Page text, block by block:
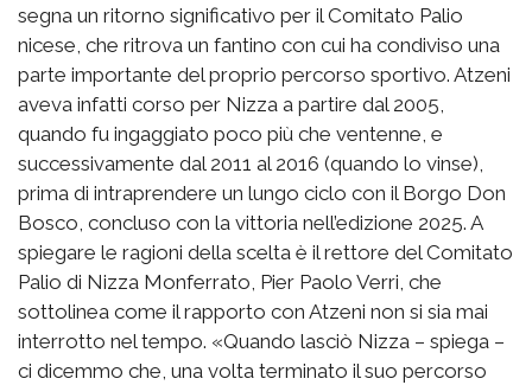
segna un ritorno significativo per il Comitato Palio
nicese, che ritrova un fantino con cui ha condiviso una
parte importante del proprio percorso sportivo. Atzeni
aveva infatti corso per Nizza a partire dal 2005,
quando fu ingaggiato poco più che ventenne, e
successivamente dal 2011 al 2016 (quando lo vinse),
prima di intraprendere un lungo ciclo con il Borgo Don
Bosco, concluso con la vittoria nell’edizione 2025. A
spiegare le ragioni della scelta è il rettore del Comitato
Palio di Nizza Monferrato, Pier Paolo Verri, che
sottolinea come il rapporto con Atzeni non si sia mai
interrotto nel tempo. «Quando lasciò Nizza – spiega –
ci dicemmo che, una volta terminato il suo percorso